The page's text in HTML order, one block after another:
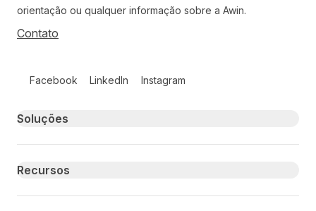
orientação ou qualquer informação sobre a Awin.
Contato
Facebook LinkedIn Instagram
Primary footer navigation
Soluções
Recursos